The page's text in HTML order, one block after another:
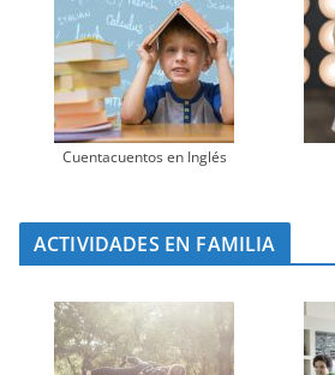
Cuentacuentos en Inglés
ACTIVIDADES EN FAMILIA